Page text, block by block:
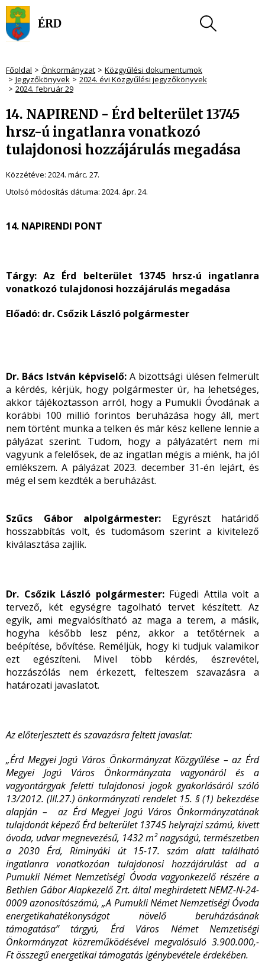
Főoldal Önkormányzat
Közgyűlési dokumentumok
Jegyzőkönyvek
2024. évi Közgyűlési jegyzőkönyvek
2024. február 29
14. NAPIREND - Érd belterület 13745
hrsz-ú ingatlanra vonatkozó
tulajdonosi hozzájárulás megadása
Közzétéve: 2024. márc. 27.
Utolsó módosítás dátuma: 2024. ápr. 24.
14. NAPIRENDI PONT
Tárgy: Az Érd belterület 13745 hrsz-ú ingatlanra
vonatkozó tulajdonosi hozzájárulás megadása
Előadó: dr. Csőzik László polgármester
Dr. Bács István képviselő: A bizottsági ülésen felmerült
a kérdés, kérjük, hogy polgármester úr, ha lehetséges,
akkor tájékoztasson arról, hogy a Pumukli Óvodának a
korábbi 100 millió forintos beruházása hogy áll, mert
nem történt munka a telken és már kész kellene lennie a
pályázat szerint. Tudom, hogy a pályázatért nem mi
vagyunk a felelősek, de az ingatlan mégis a miénk, ha jól
emlékszem. A pályázat 2023. december 31-én lejárt, és
még el sem kezdték a beruházást.
Szűcs Gábor alpolgármester: Egyrészt határidő
hosszabbítás volt, és tudomásom szerint a kivitelező
kiválasztása zajlik.
Dr. Csőzik László polgármester: Fügedi Attila volt a
tervező, két egységre tagolható tervet készített. Az
egyik, ami megvalósítható az maga a terem, a másik,
hogyha később lesz pénz, akkor a tetőtérnek a
beépítése, bővítése. Reméljük, hogy ki tudjuk valamikor
ezt egészíteni. Mivel több kérdés, észrevétel,
hozzászólás nem érkezett, felteszem szavazásra a
határozati javaslatot.
Az előterjesztett és szavazásra feltett javaslat:
„Érd Megyei Jogú Város Önkormányzat Közgyűlése – az Érd
Megyei Jogú Város Önkormányzata vagyonáról és a
vagyontárgyak feletti tulajdonosi jogok gyakorlásáról szóló
13/2012. (III.27.) önkormányzati rendelet 15. § (1) bekezdése
alapján – az Érd Megyei Jogú Város Önkormányzatának
tulajdonát képező Érd belterület 13745 helyrajzi számú, kivett
óvoda, udvar megnevezésű, 1432 m² nagyságú, természetben
a 2030 Érd, Riminyáki út 15-17. szám alatt található
ingatlanra vonatkozóan tulajdonosi hozzájárulást ad a
Pumukli Német Nemzetiségi Óvoda vagyonkezelő részére a
Bethlen Gábor Alapkezelő Zrt. által meghirdetett NEMZ-N-24-
0009 azonosítószámú, „A Pumukli Német Nemzetiségi Óvoda
energetikahatékonyságot növelő beruházásának
támogatása” tárgyú, Érd Város Német Nemzetiségi
Önkormányzat közreműködésével megvalósuló 3.900.000,-
Ft összegű energetikai támogatás igénybevétele érdekében.